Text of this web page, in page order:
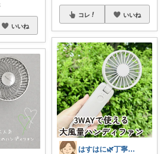
いいね
コレ いいね
はすはに🌿丁寧な暮らし